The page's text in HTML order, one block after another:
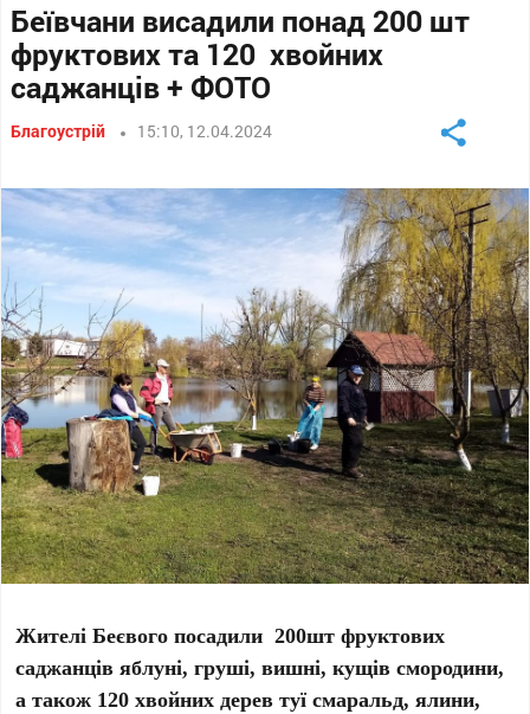
Беївчани висадили понад 200 шт
фруктових та 120 хвойних
саджанців + ФОТО
Благоустрій 15:10, 12.04.2024
Жителі Беєвого посадили 200шт фруктових
саджанців яблуні, груші, вишні, кущів смородини,
а також 120 хвойних дерев туї смаральд, ялини,